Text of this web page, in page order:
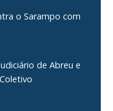
o Sarampo com
de Abreu e